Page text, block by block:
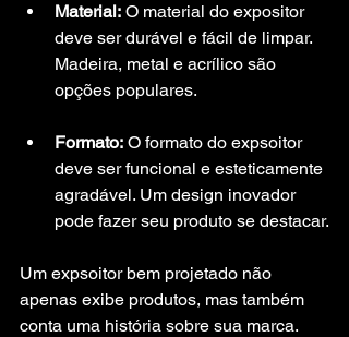
Material: O material do expositor
deve ser durável e fácil de limpar.
Madeira, metal e acrílico são
opções populares.
Formato: O formato do expsoitor
deve ser funcional e esteticamente
agradável. Um design inovador
pode fazer seu produto se destacar.
Um expsoitor bem projetado não
apenas exibe produtos, mas também
conta uma história sobre sua marca.